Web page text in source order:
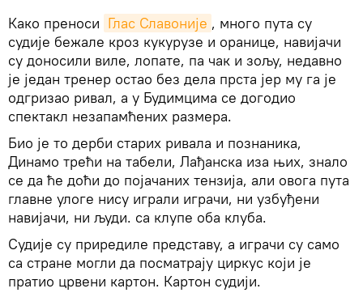
Како преноси Глас Славоније , много пута су
судије бежале кроз кукурузе и оранице, навијачи
су доносили виле, лопате, па чак и зољу, недавно
је један тренер остао без дела прста јер му га је
одгризао ривал, а у Будимцима се догодио
спектакл незапамћених размера.
Био је то дерби старих ривала и познаника,
Динамо трећи на табели, Лађанска иза њих, знало
се да ће доћи до појачаних тензија, али овога пута
главне улоге нису играли играчи, ни узбуђени
навијачи, ни људи. са клупе оба клуба.
Судије су приредиле представу, а играчи су само
са стране могли да посматрају циркус који је
пратио црвени картон. Картон судији.